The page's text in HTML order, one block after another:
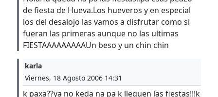
de fiesta de Hueva.Los hueveros y en especial
los del desalojo las vamos a disfrutar como si
fueran las primeras aunque no las ultimas
FIESTAAAAAAAAAUn beso y un chin chin
karla
Viernes, 18 Agosto 2006 14:31
k paxa??ya no keda na pa k lleguen las fiestas!!!k